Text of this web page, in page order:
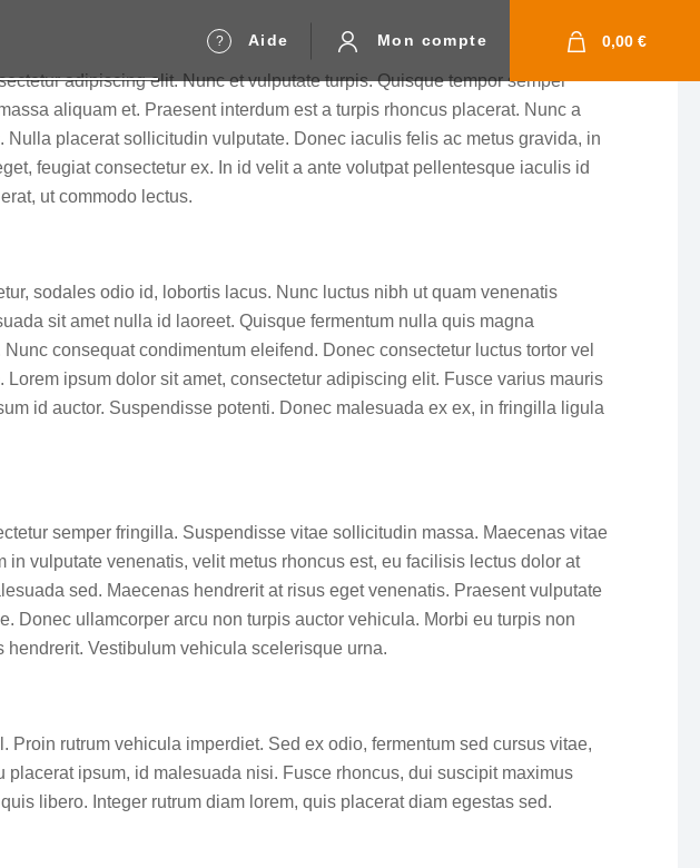
Aide Mon compte 0,00 €
adipiscing elit. Nunc et vulputate turpis. Quisque tempor semper
aliquam et. Praesent interdum est a turpis rhoncus placerat. Nunc a
placerat sollicitudin vulputate. Donec iaculis felis ac metus gravida, in
feugiat consectetur ex. In id velit a ante volutpat pellentesque iaculis id
ut commodo lectus.
sodales odio id, lobortis lacus. Nunc luctus nibh ut quam venenatis
sit amet nulla id laoreet. Quisque fermentum nulla quis magna
consequat condimentum eleifend. Donec consectetur luctus tortor vel
ipsum dolor sit amet, consectetur adipiscing elit. Fusce varius mauris
id auctor. Suspendisse potenti. Donec malesuada ex ex, in fringilla ligula
semper fringilla. Suspendisse vitae sollicitudin massa. Maecenas vitae
vulputate venenatis, velit metus rhoncus est, eu facilisis lectus dolor at
sed. Maecenas hendrerit at risus eget venenatis. Praesent vulputate
Donec ullamcorper arcu non turpis auctor vehicula. Morbi eu turpis non
Vestibulum vehicula scelerisque urna.
Proin rutrum vehicula imperdiet. Sed ex odio, fermentum sed cursus vitae,
ipsum, id malesuada nisi. Fusce rhoncus, dui suscipit maximus
libero. Integer rutrum diam lorem, quis placerat diam egestas sed.